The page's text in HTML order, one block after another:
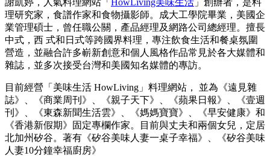
理研究家，食譜作家和食物攝影師。成大工學院畢業，美國企
業管理碩士，曾任職公關，產品經理及網路公司總經理。擅長
中式，西 式和日式等跨國界料理，專注飲食生活和餐桌氛圍
營造，並融合許多嶄新創意和個人風格作品常見於各大媒體和
雜誌，並多次接受台灣和美國知名媒體的專訪。
目前經營「美味生活 HowLiving」料理網站， 並為《遠見雜
誌》、《商業周刊》、《親子天下》、《蘋果日報》、《壹週
刊》、《東森新聞生活雲》、《媽媽寶寶》、《早安健康》和
《香港新假期》固定專欄作家。目前與丈夫和兩個女兒，定居
北加州矽谷。著有《矽谷美味人妻一桌子幸福》、《矽谷美味
人妻10分鐘幸福廚房》